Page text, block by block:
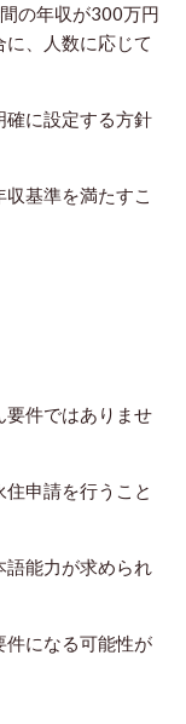
の年収が300万円
、人数に応じて
確に設定する方針
基準を満たすこ
要件ではありませ
申請を行うこと
語能力が求められ
件になる可能性が